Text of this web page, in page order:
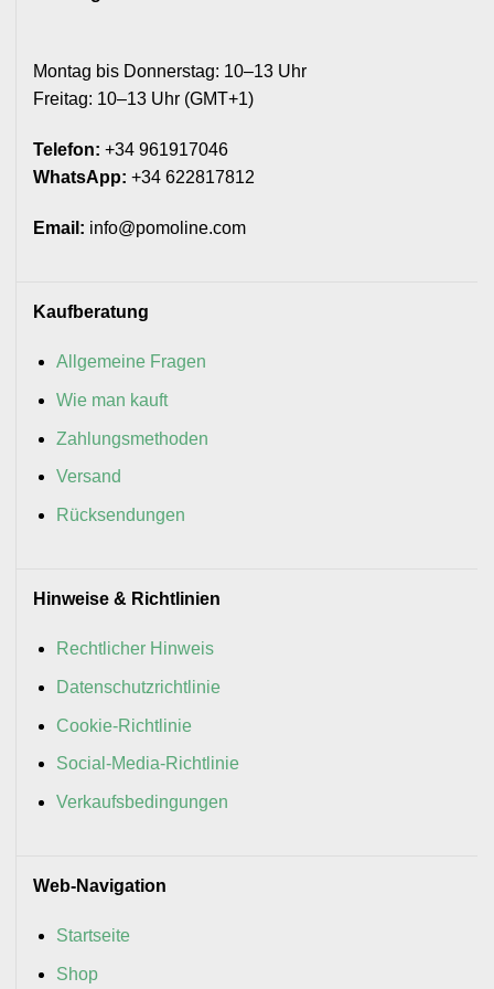
Montag bis Donnerstag: 10–13 Uhr
Freitag: 10–13 Uhr (GMT+1)
Telefon: +34 961917046
WhatsApp: +34 622817812
Email: info@pomoline.com
Kaufberatung
Allgemeine Fragen
Wie man kauft
Zahlungsmethoden
Versand
Rücksendungen
Hinweise & Richtlinien
Rechtlicher Hinweis
Datenschutzrichtlinie
Cookie-Richtlinie
Social-Media-Richtlinie
Verkaufsbedingungen
Web-Navigation
Startseite
Shop